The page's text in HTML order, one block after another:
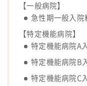
【一般病院】
急性期一般入院
【特定機能病院】
特定機能病院A
特定機能病院B
特定機能病院C